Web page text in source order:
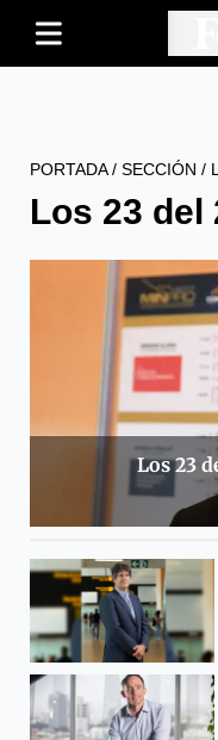
PORTADA/ SECCIÓN /
Los 23 del
Los 23